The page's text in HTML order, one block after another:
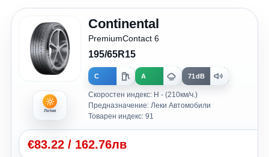
Летни
Continental
PremiumContact 6
195/65R15
C A 71dB
Скоростен индекс: H - (210км/ч.)
Предназначение: Леки Автомобили
Товарен индекс: 91
€83.22 / 162.76лв